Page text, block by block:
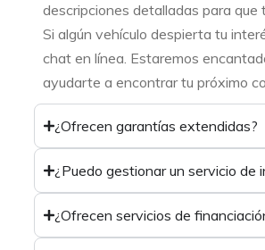
descripciones detalladas para
Si algún vehículo despierta tu
chat en línea. Estaremos
ayudarte a encontrar tu próximo
¿Ofrecen garantías extendidas?
¿Puedo gestionar un servicio de
¿Ofrecen servicios de